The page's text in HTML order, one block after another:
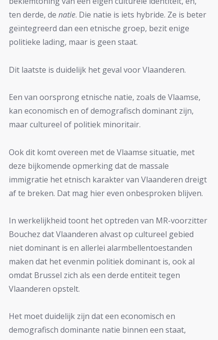
ten derde, de natie. Die natie is iets hybride. Ze is beter
geïntegreerd dan een etnische groep, bezit enige
politieke lading, maar is geen staat.
Dit laatste is duidelijk het geval voor Vlaanderen.
Een van oorsprong etnische natie, zoals de Vlaamse,
kan economisch en of demografisch dominant zijn,
maar cultureel of politiek minoritair.
Ook dit komt overeen met de Vlaamse situatie, met
deze bijkomende opmerking dat de massale
immigratie het etnisch karakter van Vlaanderen dreigt
af te breken. Dat mag hier even onbesproken blijven.
In werkelijkheid toont het optreden van MR-voorzitter
Bouchez dat Vlaanderen alvast op cultureel gebied
niet dominant is en allerlei alarmbellentoestanden
maken dat het evenmin politiek dominant is, ook al
omdat Brussel zich als een derde entiteit tegen
Vlaanderen opstelt.
Het moet duidelijk zijn dat een economisch en
demografisch dominante natie binnen een staat,